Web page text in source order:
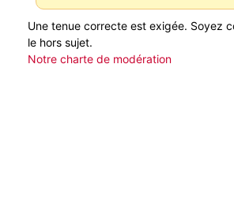
Une tenue correcte est exigée. Soyez
le hors sujet.
Notre charte de modération